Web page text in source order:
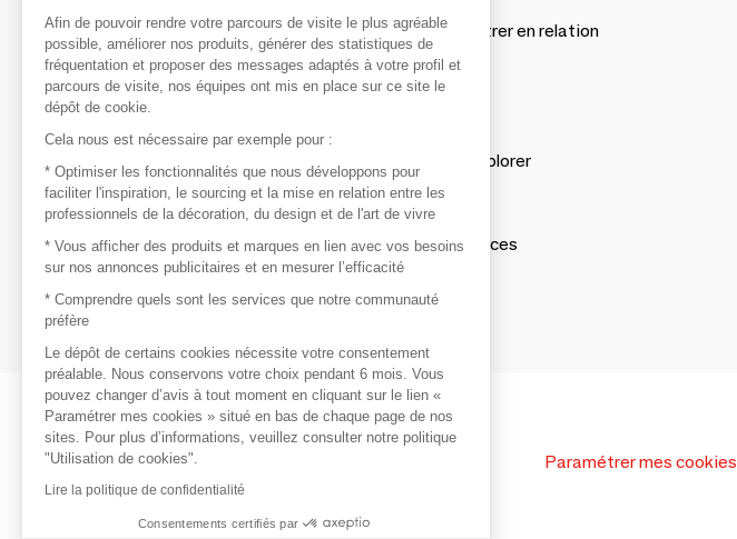
Afin de profiter au mieux de l'expérience MOM et de rentrer en relation
avec vos marques préférées, créez-vous un compte.
Découvrir
Les produits de milliers de fournisseurs à explorer
S'inspirer
Inspiration et sélections de produits tendances
Contacter
Paramétrer mes cookies
Afin de pouvoir rendre votre parcours de visite le plus agréable
possible, améliorer nos produits, générer des statistiques de
fréquentation et proposer des messages adaptés à votre profil et
parcours de visite, nos équipes ont mis en place sur ce site le
dépôt de cookie.
Cela nous est nécessaire par exemple pour :
* Optimiser les fonctionnalités que nous développons pour
faciliter l'inspiration, le sourcing et la mise en relation entre les
professionnels de la décoration, du design et de l'art de vivre
* Vous afficher des produits et marques en lien avec vos besoins
sur nos annonces publicitaires et en mesurer l’efficacité
* Comprendre quels sont les services que notre communauté
préfère
Le dépôt de certains cookies nécessite votre consentement
préalable. Nous conservons votre choix pendant 6 mois. Vous
pouvez changer d’avis à tout moment en cliquant sur le lien «
Paramétrer mes cookies » situé en bas de chaque page de nos
sites. Pour plus d’informations, veuillez consulter notre politique
"Utilisation de cookies".
Lire la politique de confidentialité
Consentements certifiés par